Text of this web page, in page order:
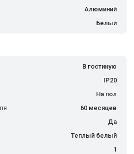
Алюминий
Белый
В гостиную
IP20
На пол
60 месяцев
Да
Теплый белый
1